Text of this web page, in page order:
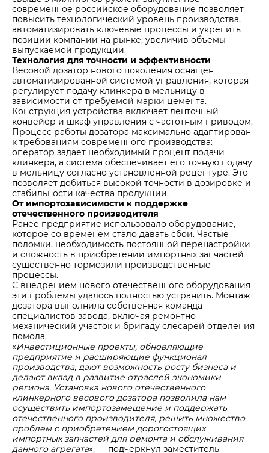
современное российское оборудование позволяет
повысить технологический уровень производства,
автоматизировать ключевые процессы и укрепить
позиции компании на рынке, увеличив объемы
выпускаемой продукции.
Технология для точности и эффективности
Весовой дозатор нового поколения оснащен
автоматизированной системой управления, которая
регулирует подачу клинкера в мельницу в
зависимости от требуемой марки цемента.
Конструкция устройства включает ленточный
конвейер и шкаф управления с частотным приводом.
Процесс работы дозатора максимально адаптирован
к требованиям современного производства:
оператор задает необходимый процент подачи
клинкера, а система обеспечивает его точную подачу
в мельницу согласно установленной рецептуре. Это
позволяет добиться высокой точности в дозировке и
стабильности качества продукции.
От импортозависимости к поддержке
отечественного производителя
Ранее предприятие использовало оборудование,
которое со временем стало давать сбои. Частые
поломки, необходимость постоянной перенастройки
и сложность в приобретении импортных запчастей
существенно тормозили производственные
процессы.
С внедрением нового отечественного оборудования
эти проблемы удалось полностью устранить. Монтаж
дозатора выполнила собственная команда
специалистов завода, включая ремонтно-
механический участок и бригаду слесарей отделения
помола.
«Инвестиционные проекты, обновляющие
предприятие и расширяющие функционал
производства, дают возможность росту бизнеса и
делают вклад в развитие отраслей экономики
региона. Установка нового отечественного
клинкерного весового дозатора позволила нам
осуществить импортозамещение и поддержать
отечественного производителя, решить множество
проблем с приобретением дорогостоящих
импортных запчастей для ремонта и обслуживания
данного агрегата», — подчеркнул заместитель